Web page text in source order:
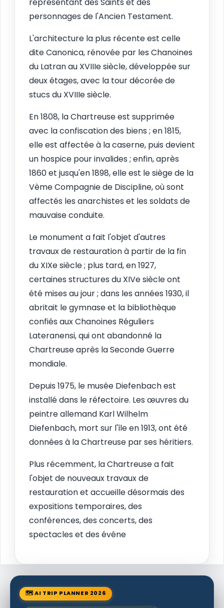
représentant des Saints et des
personnages de l'Ancien Testament.
L'architecture la plus récente est celle
dite Canonica, rénovée par les Chanoines
du Latran au XVIIIe siècle, développée sur
deux étages, avec la tour décorée de
stucs du XVIIIe siècle.
En 1808, la Chartreuse est supprimée
avec la confiscation des biens ; en 1815,
elle est affectée à la caserne, puis devient
un hospice pour invalides ; enfin, après
1860 et jusqu'en 1898, elle est le siège de la
Vème Compagnie de Discipline, où sont
affectés les anarchistes et les soldats de
mauvaise conduite.
Le monument a fait l'objet d'autres
travaux de restauration à partir de la fin
du XIXe siècle ; plus tard, en 1927,
certaines structures du XIVe siècle ont
été mises au jour ; dans les années 1930, il
abritait le gymnase et la bibliothèque
confiés aux Chanoines Réguliers
Lateranensi, qui ont abandonné la
Chartreuse après la Seconde Guerre
mondiale.
Depuis 1975, le musée Diefenbach est
installé dans le réfectoire. Les œuvres du
peintre allemand Karl Wilhelm
Diefenbach, mort sur l'île en 1913, ont été
données à la Chartreuse par ses héritiers.
Plus récemment, la Chartreuse a fait
l'objet de nouveaux travaux de
restauration et accueille désormais des
expositions temporaires, des
conférences, des concerts, des
spectacles et des événe
🗺 AI TRIP PLANNER 2026